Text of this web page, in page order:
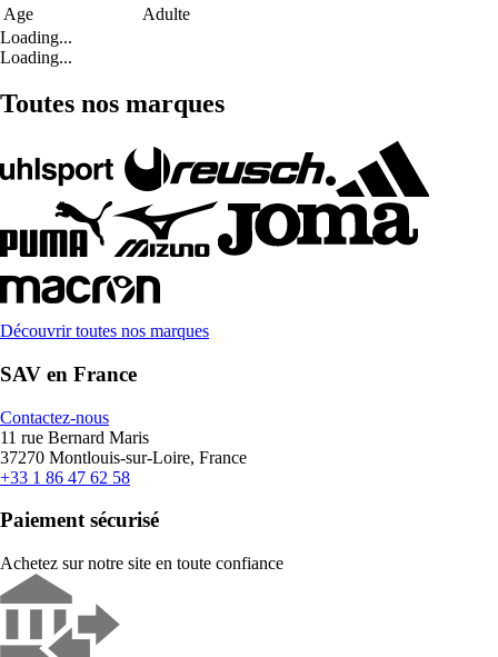
Age
Adulte
Loading...
Loading...
Toutes nos marques
Découvrir toutes nos marques
SAV en France
Contactez-nous
11 rue Bernard Maris
37270 Montlouis-sur-Loire, France
+33 1 86 47 62 58
Paiement sécurisé
Achetez sur notre site en toute confiance